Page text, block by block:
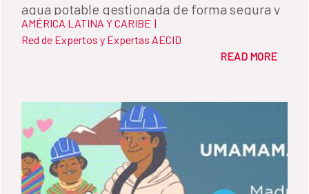
agua potable gestionada de forma segura y
3.500 millones no disponen de saneamiento
adecuado. Por Alejandro Martos, jefe del
AMÉRICA LATINA Y CARIBE |
Red de Expertos y Expertas AECID
READ MORE